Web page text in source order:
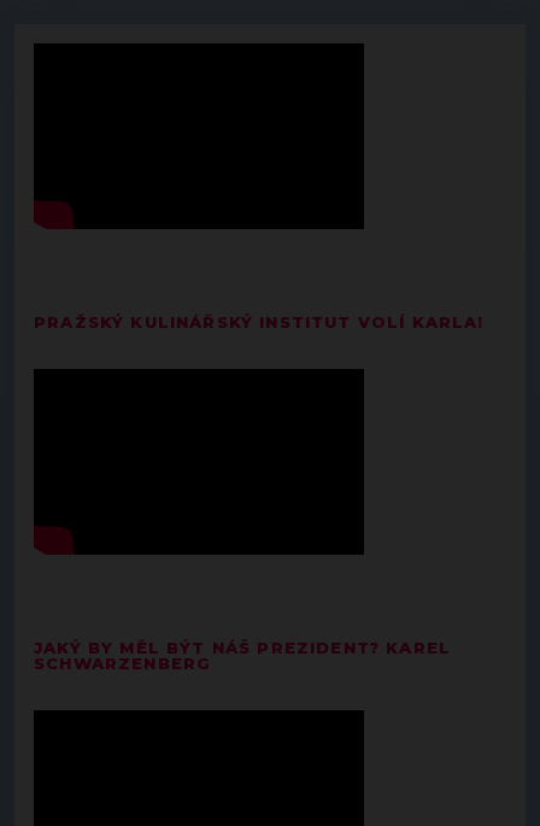
PRAŽSKÝ KULINÁŘSKÝ INSTITUT VOLÍ KARLA!
JAKÝ BY MĚL BÝT NÁŠ PREZIDENT? KAREL
SCHWARZENBERG